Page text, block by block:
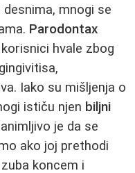
mnogi se
Parodontax
hvale zbog
Iako su mišljenja o
ističu njen biljni
je da se
ako joj prethodi
koncem i